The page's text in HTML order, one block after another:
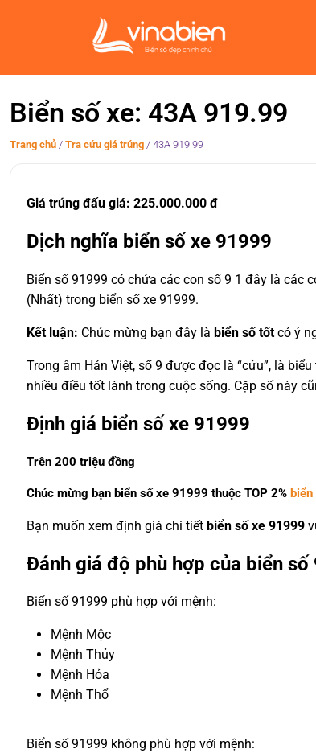
Biển số xe: 43A 919.99
Trang chủ / Tra cứu giá trúng / 43A 919.99
Giá trúng đấu giá: 225.000.000 đ
Dịch nghĩa biển số xe 91999
Biển số 91999 có chứa các con số 9 1 đây là các
(Nhất) trong biển số xe 91999.
Kết luận: Chúc mừng bạn đây là biển số tốt có ý
Trong âm Hán Việt, số 9 được đọc là “cửu”, là
nhiều điều tốt lành trong cuộc sống. Cặp số này
Định giá biển số xe 91999
Trên 200 triệu đồng
Chúc mừng bạn biển số xe 91999 thuộc TOP 2%
Bạn muốn xem định giá chi tiết biển số xe 91999
Đánh giá độ phù hợp của biển
Biển số 91999 phù hợp với mệnh:
Mệnh Mộc
Mệnh Thủy
Mệnh Hỏa
Mệnh Thổ
Biển số 91999 không phù hợp với mệnh: